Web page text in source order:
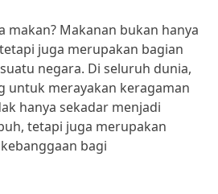
makan? Makanan bukan hanya
juga merupakan bagian
negara. Di seluruh dunia,
untuk merayakan keragaman
hanya sekadar menjadi
tetapi juga merupakan
bagi